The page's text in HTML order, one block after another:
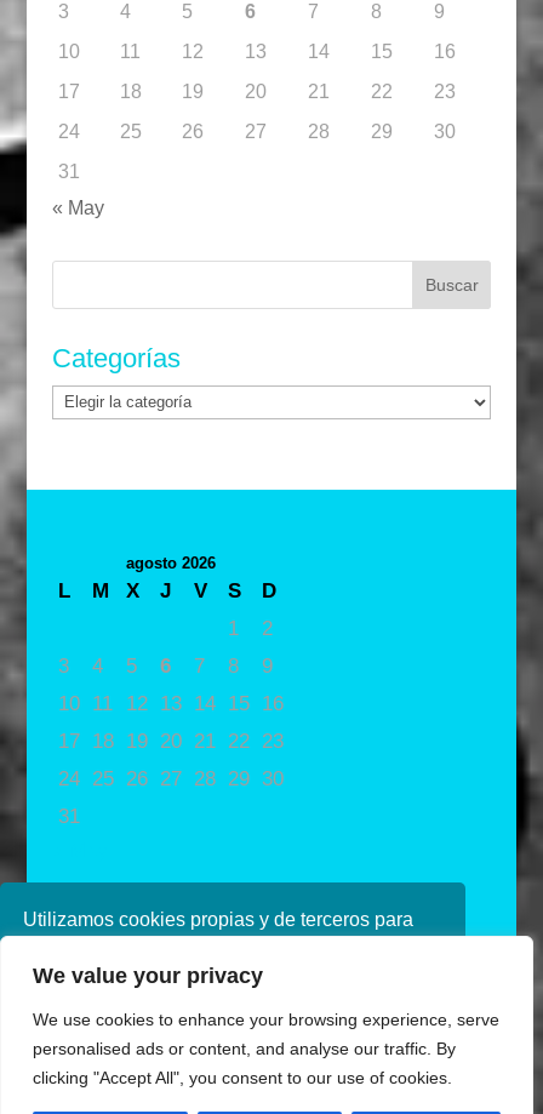
Utilizamos cookies propias y de terceros para
navegando, consideramos que acepta su uso.
política de cookies consulte nuestra
Política de
privacidad
We value your privacy
We use cookies to enhance your browsing experience, serve
personalised ads or content, and analyse our traffic. By
clicking "Accept All", you consent to our use of cookies.
3
4 5 6 7 8
9
10
11 12 13 14 15
16
17
18 19 20 21 22
23
24
25 26 27 28 29
30
31
« May
Categorías
Categorías
agosto 2026
L M X J V S
D
1
2
3
4 5 6 7 8
9
10
11 12 13 14 15
16
17
18 19 20 21 22
23
24
25 26 27 28 29 30
31